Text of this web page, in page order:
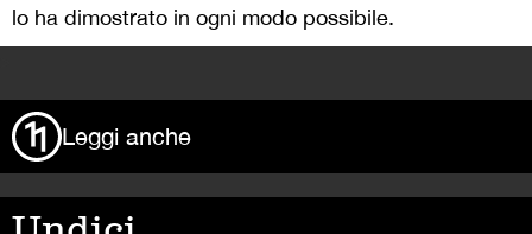
lo ha dimostrato in ogni modo possibile.
Leggi anche